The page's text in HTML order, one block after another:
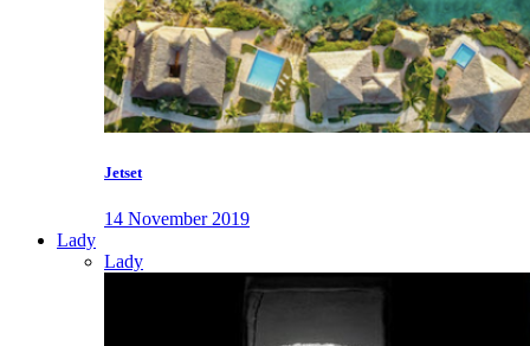
Jetset
14 November 2019
Lady
Lady